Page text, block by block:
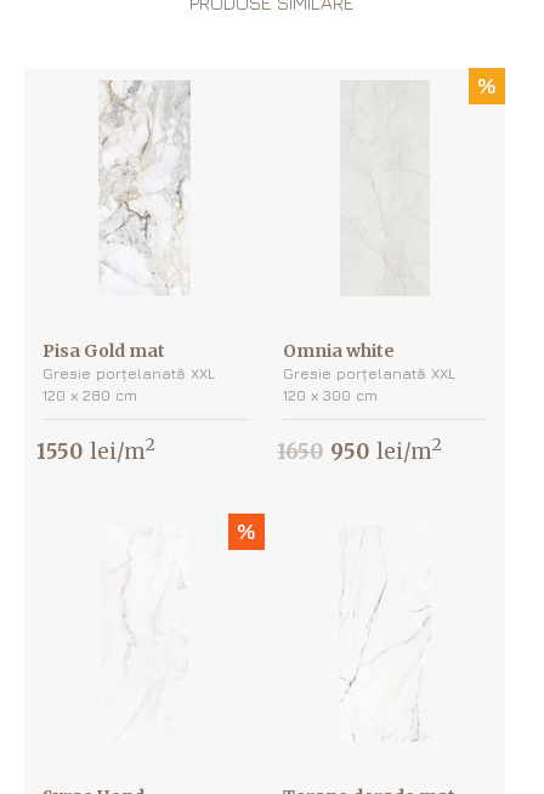
Pisa Gold mat
Gresie porțelanată XXL
120 х 280 cm
1550 lei/m2
%
Omnia white
Gresie porțelanată XXL
120 х 300 cm
1650 950 lei/m2
%